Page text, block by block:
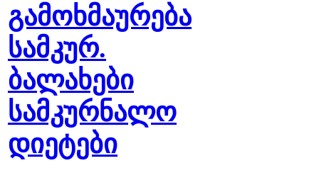
გამოხმაურება
სამკურ.
ბალახები
სამკურნალო
დიეტები